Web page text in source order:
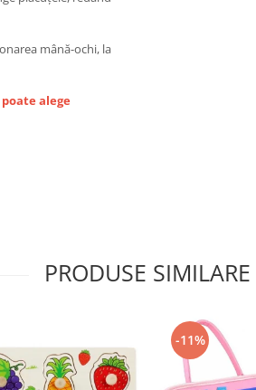
mână-ochi, la
alege
PRODUSE SIMILARE
-11%